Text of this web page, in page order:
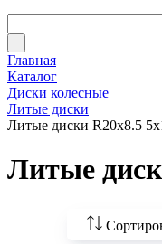
Главная
Каталог
Диски колесные
Литые диски
Литые диски R20x8.5
Литые